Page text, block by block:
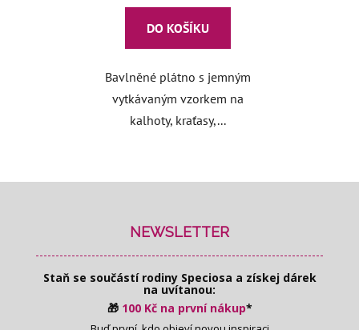
DO KOŠÍKU
Bavlněné plátno s jemným
vytkávaným vzorkem na
kalhoty, kraťasy,...
Z
NEWSLETTER
Staň se součástí rodiny Speciosa a získej dárek
na uvítanou:
🎁 100 Kč na první nákup*